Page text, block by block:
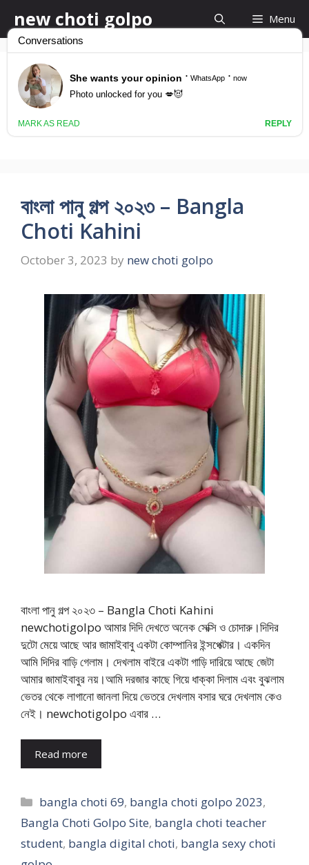
to
content
new choti golpo Menu
bangla choti golpo
2023
বাংলা পানু গল্প ২০২৩ – Bangla
Choti Kahini
October 3, 2023 by new choti golpo
বাংলা পানু গল্প ২০২৩ – Bangla Choti Kahini
newchotigolpo আমার দিদি দেখতে অনেক সেক্সি ও চোদারু।দিদির
দুটো মেয়ে আছে আর জামাইবাবু একটা কোম্পানির ইন্সপেক্টার। একদিন
আমি দিদির বাড়ি গেলাম। দেখলাম বাইরে একটা গাড়ি দারিয়ে আছে জেটা
আমার জামাইবাবুর নয়।আমি দরজার কাছে গিয়ে ধাক্কা দিলাম এবং বুঝলাম
ভেতর থেকে লাগানো জানলা দিয়ে ভেতরে দেখলাম বসার ঘরে দেখলাম কেও
নেই। newchotigolpo এবার …
Read more
Categories
bangla choti 69, bangla choti golpo 2023,
Bangla Choti Golpo Site, bangla choti teacher
student, bangla digital choti, bangla sexy choti